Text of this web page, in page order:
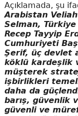
Açıklamada, şu
Arabistan
Selman,
Recep Tayyip
Cumhuriyeti
Şerif, üç devlet
köklü kardeşlik
müşterek
işbirlikleri
daha da
barış, güvenlik
güvenli ve